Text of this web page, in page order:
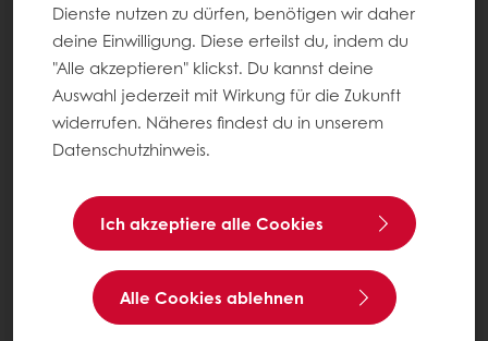
Dienste nutzen zu dürfen, benötigen wir daher
deine Einwilligung. Diese erteilst du, indem du
"Alle akzeptieren" klickst. Du kannst deine
Auswahl jederzeit mit Wirkung für die Zukunft
widerrufen. Näheres findest du in unserem
Datenschutzhinweis.
Ich akzeptiere alle Cookies
Alle Cookies ablehnen
AGB
AGB für Veranstaltungen
Datenschutz
Cookie-Einstellungen
Rechtliche Hinweise
Wählen Sie ein Land aus
Unternehmenswebseite
+49 (0) 211 598938-0